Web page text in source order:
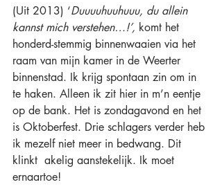
(Uit 2013) ‘Duuuuhuuhuuu, du allein
kannst mich verstehen…!’, komt het
honderd-stemmig binnenwaaien via het
raam van mijn kamer in de Weerter
binnenstad. Ik krijg spontaan zin om in
te haken. Alleen ik zit hier in m’n eentje
op de bank. Het is zondagavond en het
is Oktoberfest. Drie schlagers verder heb
ik mezelf niet meer in bedwang. Dit
klinkt  akelig aanstekelijk. Ik moet
ernaartoe!